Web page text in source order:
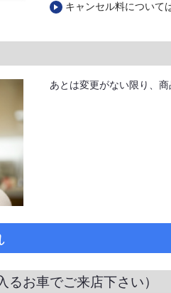
キャンセル料について
あとは変更がない限り、
るお車でご来店下さい）